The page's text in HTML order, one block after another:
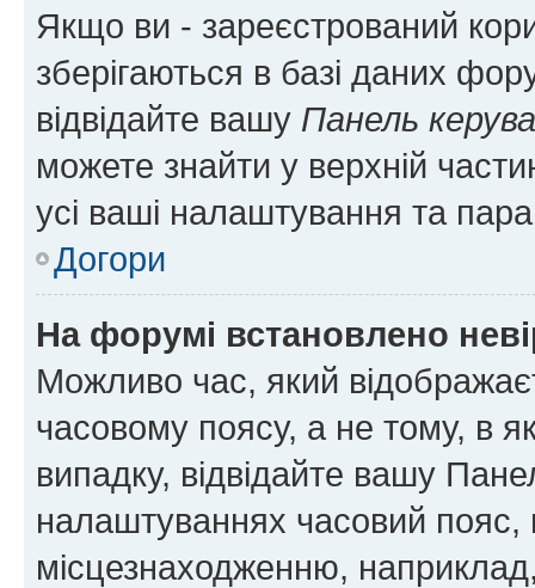
Якщо ви - зареєстрований
зберігаються в базі даних
відвідайте вашу Панель
можете знайти у верхній
усі ваші налаштування та
Догори
На форумі встановлено
Можливо час, який
часовому поясу, а не тому, в
випадку, відвідайте вашу
налаштуваннях часовий пояс,
місцезнаходженню,